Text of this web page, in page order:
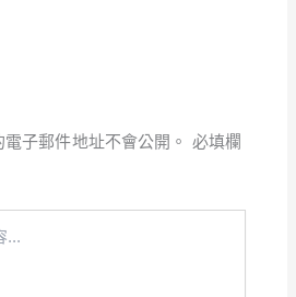
子郵件地址不會公開。 必填欄